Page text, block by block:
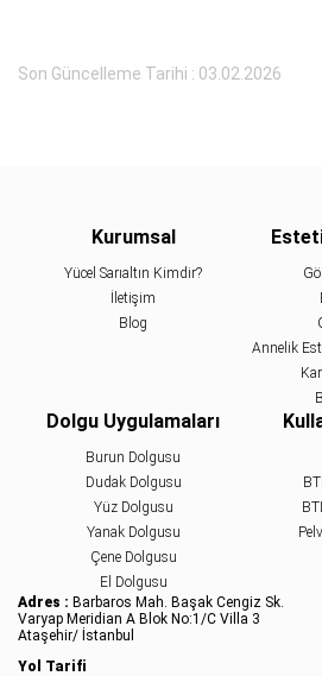
Son Güncelleme Tarihi : 03.02.2026
Kurumsal
Yücel Sarıaltın Kimdir?
İletişim
Blog
Annelik
Dolgu Uygulamaları
Burun Dolgusu
Dudak Dolgusu
Yüz Dolgusu
Yanak Dolgusu
Çene Dolgusu
El Dolgusu
Adres : Barbaros Mah. Başak Cengiz Sk.
Varyap Meridian A Blok No:1/C Villa 3
Ataşehir/ İstanbul
Yol Tarifi